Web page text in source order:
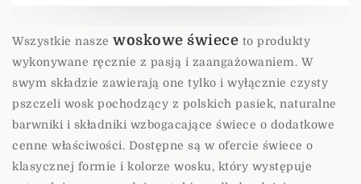
Wszystkie nasze woskowe świece to produkty
wykonywane ręcznie z pasją i zaangażowaniem. W
swym składzie zawierają one tylko i wyłącznie czysty
pszczeli wosk pochodzący z polskich pasiek, naturalne
barwniki i składniki wzbogacające świece o dodatkowe
cenne właściwości. Dostępne są w ofercie świece o
klasycznej formie i kolorze wosku, który występuje